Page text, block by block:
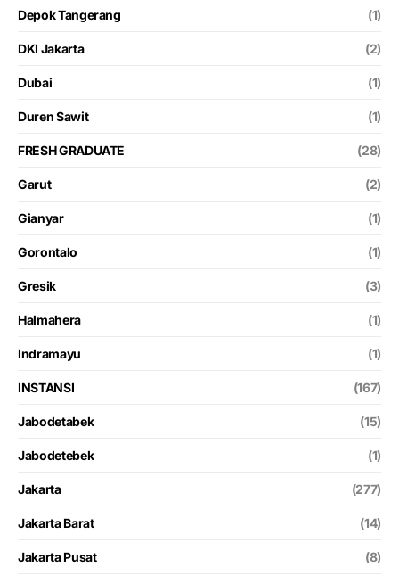
Depok Tangerang (1)
DKI Jakarta (2)
Dubai (1)
Duren Sawit (1)
FRESH GRADUATE (28)
Garut (2)
Gianyar (1)
Gorontalo (1)
Gresik (3)
Halmahera (1)
Indramayu (1)
INSTANSI (167)
Jabodetabek (15)
Jabodetebek (1)
Jakarta (277)
Jakarta Barat (14)
Jakarta Pusat (8)